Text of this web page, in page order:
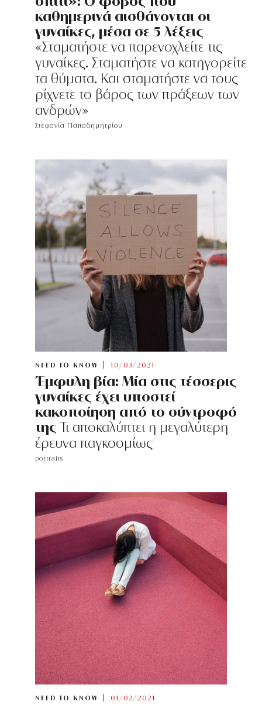
καθημερινά αισθάνονται οι
γυναίκες, μέσα σε 5 λέξεις
«Σταματήστε να παρενοχλείτε τις
γυναίκες. Σταματήστε να κατηγορείτε
τα θύματα. Και σταματήστε να τους
ρίχνετε το βάρος των πράξεων των
ανδρών»
Στεφανία Παπαδημητρίου
NEED TO KNOW 10/03/2021
Έμφυλη βία: Μία στις τέσσερις
γυναίκες έχει υποστεί
κακοποίηση από το σύντροφό
της Τι αποκαλύπτει η μεγαλύτερη
έρευνα παγκοσμίως
portraits
NEED TO KNOW 01/02/2021